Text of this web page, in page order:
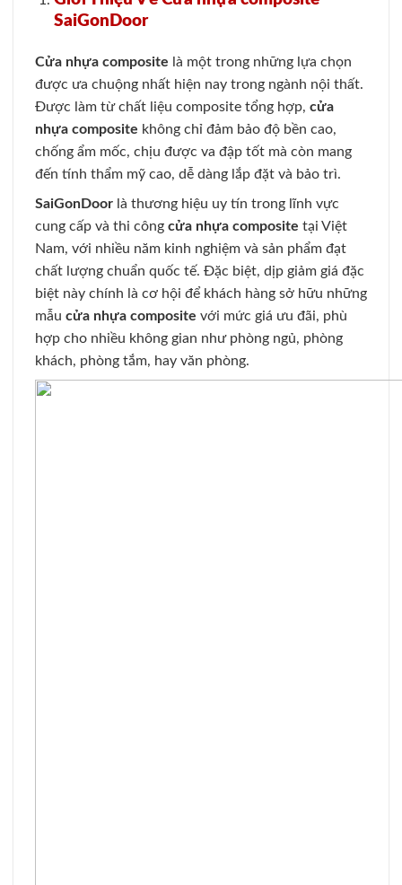
SaiGonDoor
Cửa nhựa composite là một trong những lựa chọn
được ưa chuộng nhất hiện nay trong ngành nội thất.
Được làm từ chất liệu composite tổng hợp, cửa
nhựa composite không chỉ đảm bảo độ bền cao,
chống ẩm mốc, chịu được va đập tốt mà còn mang
đến tính thẩm mỹ cao, dễ dàng lắp đặt và bảo trì.
SaiGonDoor là thương hiệu uy tín trong lĩnh vực
cung cấp và thi công cửa nhựa composite tại Việt
Nam, với nhiều năm kinh nghiệm và sản phẩm đạt
chất lượng chuẩn quốc tế. Đặc biệt, dịp giảm giá đặc
biệt này chính là cơ hội để khách hàng sở hữu những
mẫu cửa nhựa composite với mức giá ưu đãi, phù
hợp cho nhiều không gian như phòng ngủ, phòng
khách, phòng tắm, hay văn phòng.